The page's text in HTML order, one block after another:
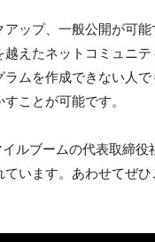
ップ、一般公開が可
えたネットコミュニテ
ムを作成できない人で
ことが可能です。
ルブームの代表取締役
います。あわせてぜひ